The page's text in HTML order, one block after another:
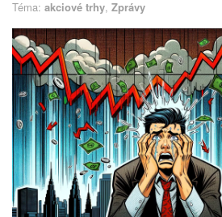
Téma: akciové trhy, Zprávy